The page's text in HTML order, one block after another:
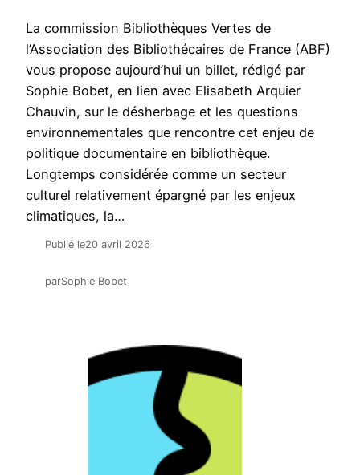
La commission Bibliothèques Vertes de
l’Association des Bibliothécaires de France (ABF)
vous propose aujourd’hui un billet, rédigé par
Sophie Bobet, en lien avec Elisabeth Arquier
Chauvin, sur le désherbage et les questions
environnementales que rencontre cet enjeu de
politique documentaire en bibliothèque.
Longtemps considérée comme un secteur
culturel relativement épargné par les enjeux
climatiques, la…
Publié le20 avril 2026
parSophie Bobet